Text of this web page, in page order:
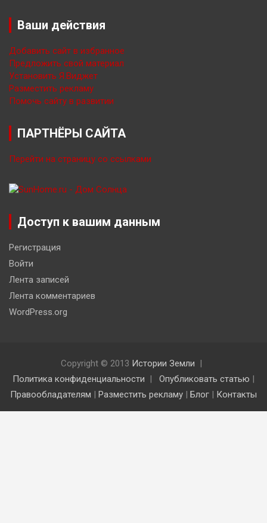
Ваши действия
Добавить сайт в избранное
Предложить свой материал
Установить Я.Виджет
Разместить рекламу
Помочь сайту в развитии
ПАРТНЁРЫ САЙТА
Перейти на страницу со ссылками
Доступ к вашим данным
Регистрация
Войти
Лента записей
Лента комментариев
WordPress.org
Copyright © 2013 Истории Земли
Политика конфиденциальности
Опубликовать статью |
Правообладателям | Разместить рекламу | Блог | Контакты